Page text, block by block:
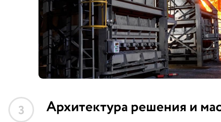
3 Архитектура решения и